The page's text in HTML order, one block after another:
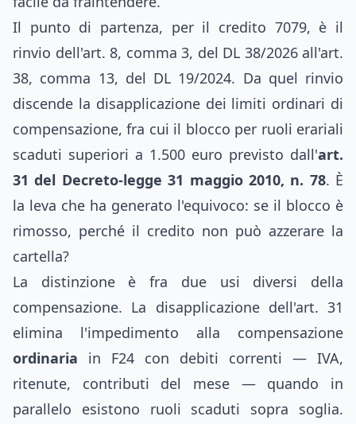
Il punto di partenza, per il credito 7079, è il
rinvio dell'art. 8, comma 3, del DL 38/2026 all'art.
38, comma 13, del DL 19/2024. Da quel rinvio
discende la disapplicazione dei limiti ordinari di
compensazione, fra cui il blocco per ruoli erariali
scaduti superiori a 1.500 euro previsto dall'art.
31 del Decreto-legge 31 maggio 2010, n. 78. È
la leva che ha generato l'equivoco: se il blocco è
rimosso, perché il credito non può azzerare la
cartella?
La distinzione è fra due usi diversi della
compensazione. La disapplicazione dell'art. 31
elimina l'impedimento alla compensazione
ordinaria in F24 con debiti correnti — IVA,
ritenute, contributi del mese — quando in
parallelo esistono ruoli scaduti sopra soglia.